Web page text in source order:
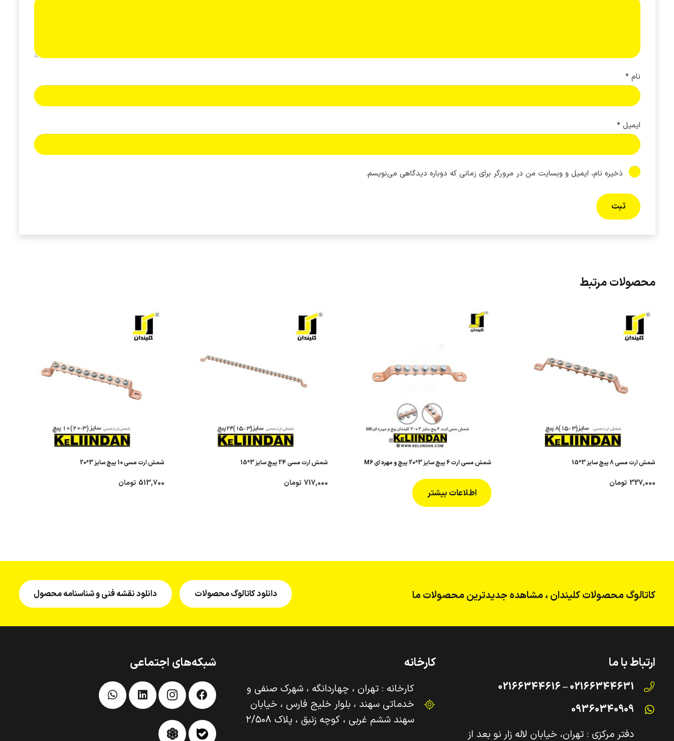
نام*
ایمیل*
ذخیره نام، ایمیل و وبسایت من در مرورگر برای زمانی که دوباره دیدگاهی می‌نویسم.
محصولات مرتبط
شمش ارت مسی 8 پیچ سایز 3*15
327,000 تومان
شمش مسی ارت 6 پیچ سایز 3*20 پیچ و مهره ای M6
اطلاعات بیشتر
شمش ارت مسی 24 پیچ سایز 3*15
717,000 تومان
شمش ارت مسی 10 پیچ سایز 3*20
513,700 تومان
کاتالوگ محصولات کلیندان ، مشاهده جدیدترین محصولات ما دانلود کاتالوگ محصولات دانلود نقشه فنی و شناسنامه محصول
ارتباط با ما
02166344631 – 02166344616
09360340909
دفتر مرکزی : تهران، خیابان لاله زار نو بعد از
کارخانه
کارخانه : تهران ، چهاردانگه ، شهرک صنفی و‌
خدماتی سهند ، بلوار خلیج فارس ، خیابان
سهند ششم غربی ، کوچه زنبق ، پلاک ۲/۵۰۸
شبکه‌های اجتماعی